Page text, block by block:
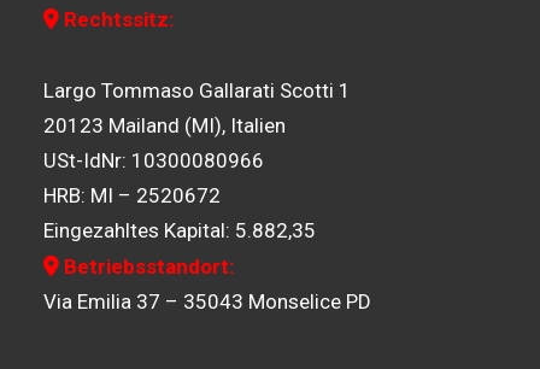
Rechtssitz:
Largo Tommaso Gallarati Scotti 1
20123 Mailand (MI), Italien
USt-IdNr: 10300080966
HRB: MI – 2520672
Eingezahltes Kapital: 5.882,35
Betriebsstandort:
Via Emilia 37 – 35043 Monselice PD